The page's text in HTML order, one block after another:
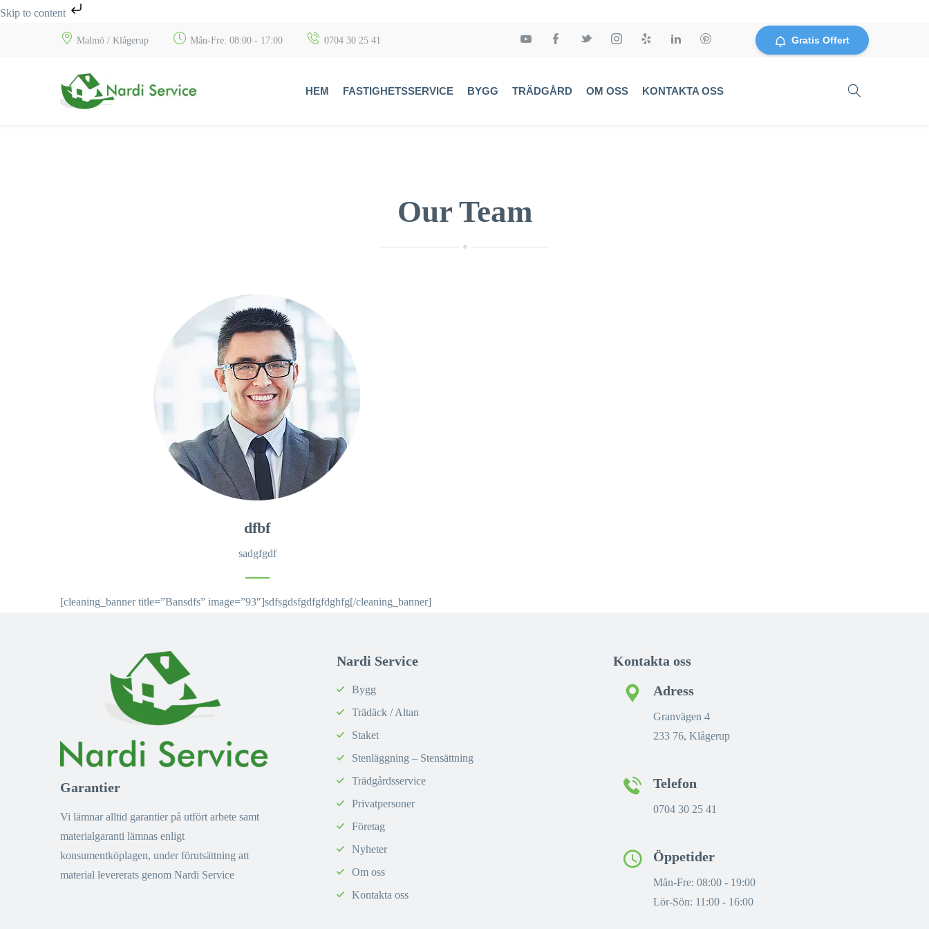
Skip to content
Malmö / Klågerup Mån-Fre: 08:00 - 17:00 0704 30 25 41 Gratis Offert
HEM FASTIGHETSSERVICE BYGG TRÄDGÅRD OM OSS KONTAKTA OSS
Our Team
dfbf
sadgfgdf
[cleaning_banner title=”Bansdfs” image=”93″]sdfsgdsfgdfgfdghfg[/cleaning_banner]
Garantier
Vi lämnar alltid garantier på utfört arbete samt
materialgaranti lämnas enligt
konsumentköplagen, under förutsättning att
material levererats genom Nardi Service
Nardi Service
Bygg
Trädäck / Altan
Staket
Stenläggning – Stensättning
Trädgårdsservice
Privatpersoner
Företag
Nyheter
Om oss
Kontakta oss
Kontakta oss
Adress
Granvägen 4
233 76, Klågerup
Telefon
0704 30 25 41
Öppetider
Mån-Fre: 08:00 - 19:00
Lör-Sön: 11:00 - 16:00